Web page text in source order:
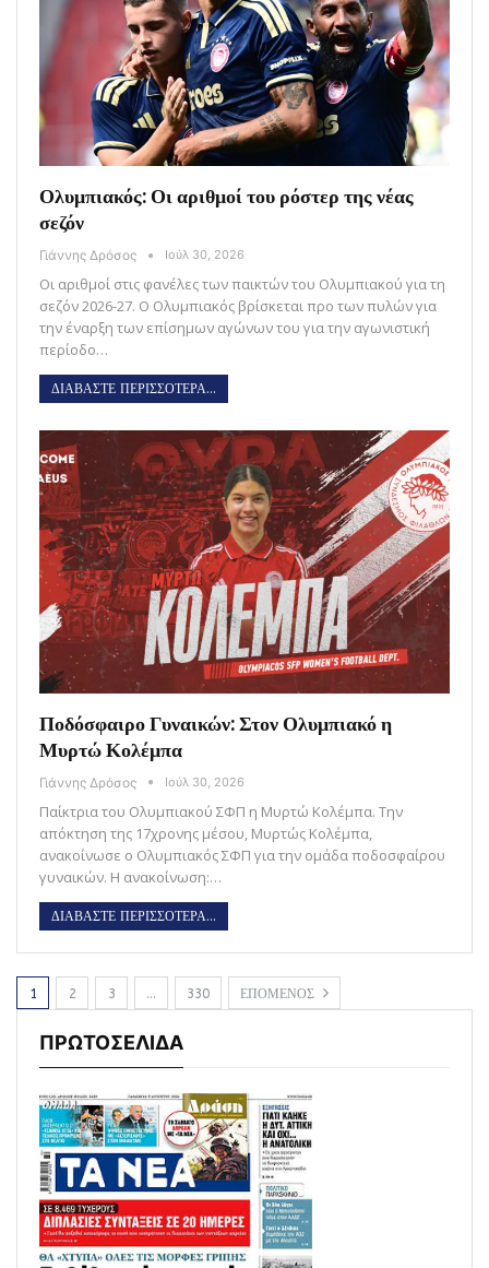
Ολυμπιακός: Οι αριθμοί του ρόστερ της νέας
σεζόν
Γιάννης Δρόσος Ιούλ 30, 2026
Οι αριθμοί στις φανέλες των παικτών του Ολυμπιακού για τη
σεζόν 2026-27. Ο Ολυμπιακός βρίσκεται προ των πυλών για
την έναρξη των επίσημων αγώνων του για την αγωνιστική
περίοδο…
ΔΙΑΒΑΣΤΕ ΠΕΡΙΣΣΟΤΕΡΑ...
Ποδόσφαιρο Γυναικών: Στον Ολυμπιακό η
Μυρτώ Κολέμπα
Γιάννης Δρόσος Ιούλ 30, 2026
Παίκτρια του Ολυμπιακού ΣΦΠ η Μυρτώ Κολέμπα. Την
απόκτηση της 17χρονης μέσου, Μυρτώς Κολέμπα,
ανακοίνωσε ο Ολυμπιακός ΣΦΠ για την ομάδα ποδοσφαίρου
γυναικών. Η ανακοίνωση:…
ΔΙΑΒΑΣΤΕ ΠΕΡΙΣΣΟΤΕΡΑ...
1 2 3 … 330 ΕΠΟΜΕΝΟΣ
ΠΡΩΤΟΣΕΛΙΔΑ